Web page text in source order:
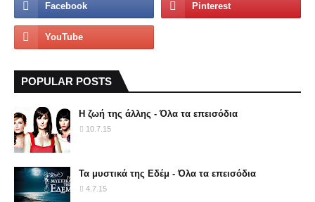
POPULAR POSTS
Η ζωή της άλλης - Όλα τα επεισόδια
10.7.15
Τα μυστικά της Εδέμ - Όλα τα επεισόδια
4.7.15